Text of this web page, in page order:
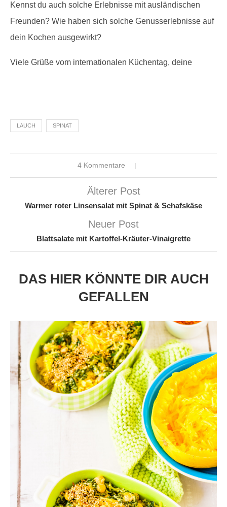
Kennst du auch solche Erlebnisse mit ausländischen
Freunden? Wie haben sich solche Genusserlebnisse auf
dein Kochen ausgewirkt?
Viele Grüße vom internationalen Küchentag, deine
LAUCH SPINAT
4 Kommentare
Älterer Post
Warmer roter Linsensalat mit Spinat & Schafskäse
Neuer Post
Blattsalate mit Kartoffel-Kräuter-Vinaigrette
DAS HIER KÖNNTE DIR AUCH
GEFALLEN